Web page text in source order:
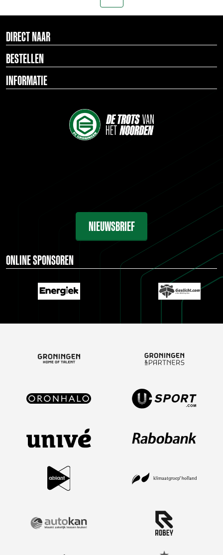
DIRECT NAAR
BESTELLEN
INFORMATIE
NIEUWSBRIEF
ONLINE SPONSOREN